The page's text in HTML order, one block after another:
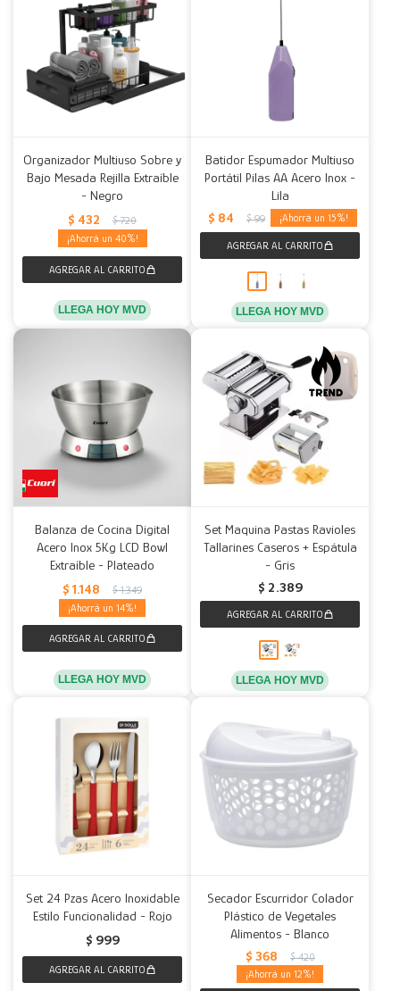
Organizador Multiuso Sobre y
Bajo Mesada Rejilla Extraíble
- Negro
$ 432 $ 720
40
LLEGA HOY MVD
Batidor Espumador Multiuso
Portátil Pilas AA Acero Inox -
Lila
$ 84 $ 99 15
LLEGA HOY MVD
Balanza de Cocina Digital
Acero Inox 5Kg LCD Bowl
Extraíble - Plateado
$ 1.148 $ 1.349
14
LLEGA HOY MVD
Set Maquina Pastas Ravioles
Tallarines Caseros + Espátula
- Gris
$ 2.389
LLEGA HOY MVD
Set 24 Pzas Acero Inoxidable
Estilo Funcionalidad - Rojo
$ 999
Secador Escurridor Colador
Plástico de Vegetales
Alimentos - Blanco
$ 368 $ 420
12